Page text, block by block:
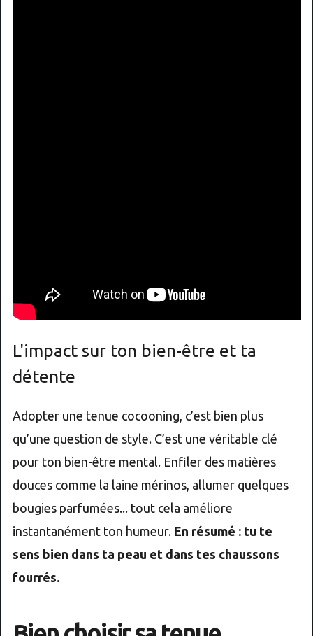
L'impact sur ton bien-être et ta
détente
Adopter une tenue cocooning, c’est bien plus
qu’une question de style. C’est une véritable clé
pour ton bien-être mental. Enfiler des matières
douces comme la laine mérinos, allumer quelques
bougies parfumées... tout cela améliore
instantanément ton humeur. En résumé : tu te
sens bien dans ta peau et dans tes chaussons
fourrés.